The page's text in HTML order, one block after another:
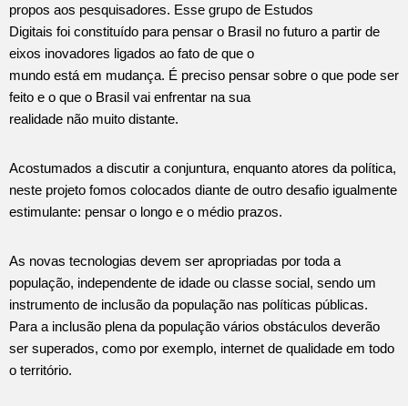
propos aos pesquisadores. Esse grupo de Estudos
Digitais foi constituído para pensar o Brasil no futuro a partir de
eixos inovadores ligados ao fato de que o
mundo está em mudança. É preciso pensar sobre o que pode ser
feito e o que o Brasil vai enfrentar na sua
realidade não muito distante.
Acostumados a discutir a conjuntura, enquanto atores da política,
neste projeto fomos colocados diante de outro desafio igualmente
estimulante: pensar o longo e o médio prazos.
As novas tecnologias devem ser apropriadas por toda a
população, independente de idade ou classe social, sendo um
instrumento de inclusão da população nas políticas públicas.
Para a inclusão plena da população vários obstáculos deverão
ser superados, como por exemplo, internet de qualidade em todo
o território.